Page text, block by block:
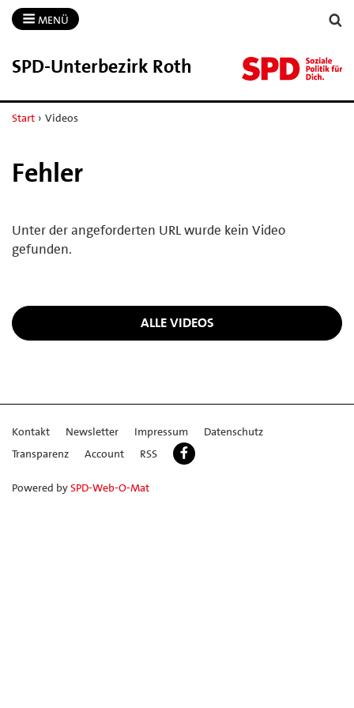
MENÜ
SPD-​Unterbezirk Roth
Start › Videos
Fehler
Unter der angeforderten URL wurde kein Video
gefunden.
ALLE VIDEOS
Kontakt Newsletter Impressum
Datenschutz
Transparenz
Account RSS
Powered bySPD-Web-O-Mat